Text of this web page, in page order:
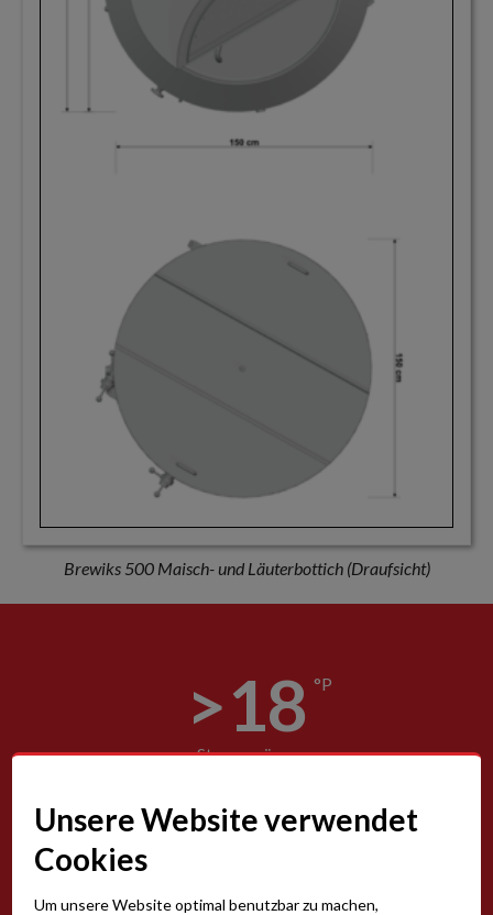
Brewiks 500 Maisch- und Läuterbottich (Draufsicht)
>18 °P
Stammwürze
190 kg
Schüttung
Unsere Website verwendet
Cookies
Um unsere Website optimal benutzbar zu machen,